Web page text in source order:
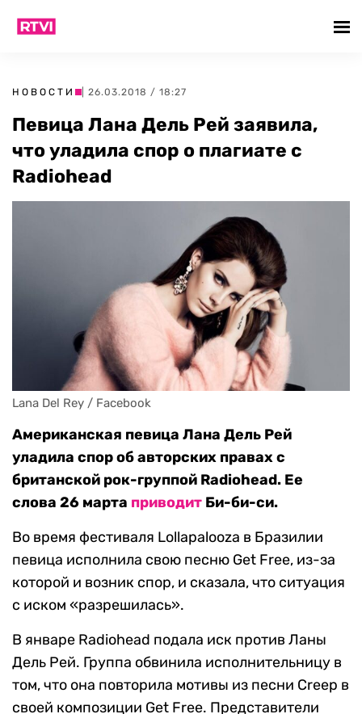
НОВОСТИ | 26.03.2018 / 18:27
Певица Лана Дель Рей заявила,
что уладила спор о плагиате с
Radiohead
Lana Del Rey / Facebook
Американская певица Лана Дель Рей
уладила спор об авторских правах с
британской рок-группой Radiohead. Ее
слова 26 марта приводит Би-би-си.
Во время фестиваля Lollapalooza в Бразилии
певица исполнила свою песню Get Free, из-за
которой и возник спор, и сказала, что ситуация
с иском «разрешилась».
В январе Radiohead подала иск против Ланы
Дель Рей. Группа обвинила исполнительницу в
том, что она повторила мотивы из песни Creep в
своей композиции Get Free. Представители